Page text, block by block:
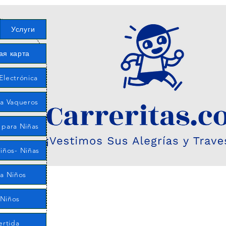
Услуги
карта
Electrónica
Vaqueros
para Niñas
Niñas
Niños